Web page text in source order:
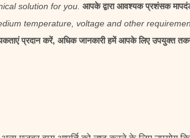
solution for you. आपके द्वारा आवश्यक प्रशंसक
temperature, voltage and other
प्रदान करें, अधिक जानकारी हमें आपके लिए उपयुक्त